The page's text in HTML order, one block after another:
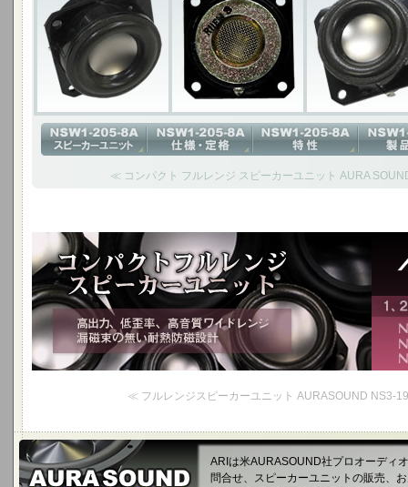
≪ コンパクト フルレンジ スピーカーユニット AURA
コンパクトフルレンジスピーカーユニット
高出力、低歪率、高音質ワイドレンジ、漏磁束の無い耐熱防磁設計
1,2,3インチコンパクトフルレンジ
≪ フルレンジスピーカーユニット AURASOUND NS3-
ARIは米AURASOUND社プロオーディ
問合せ、スピーカーユニットの販売、